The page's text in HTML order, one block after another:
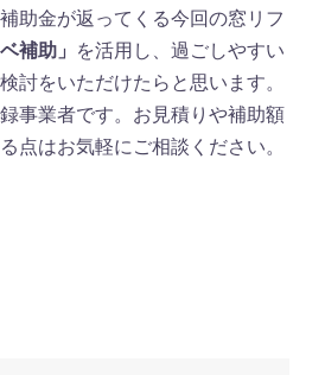
助金が返ってくる今回の窓リフ
補助」 を活用し、過ごしやすい
討をいただけたらと思います。
事業者です。お見積りや補助額
点はお気軽にご相談ください。